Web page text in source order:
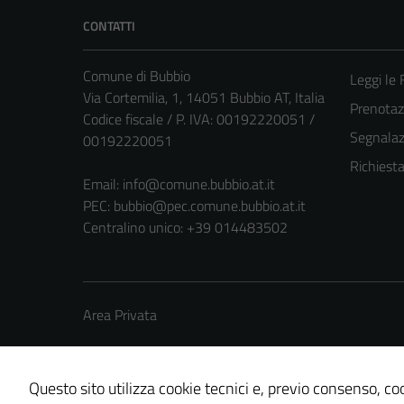
CONTATTI
Comune di Bubbio
Via Cortemilia, 1, 14051 Bubbio AT, Italia
Codice fiscale / P. IVA: 00192220051 /
00192220051
Email: info@comune.bubbio.at.it
PEC: bubbio@pec.comune.bubbio.at.it
Centralino unico: +39 014483502
Leggi le
Area Privata
Questo sito utilizza cookie tecnici e, previo consenso,